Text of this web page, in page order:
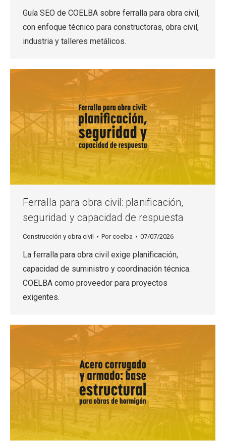
Guía SEO de COELBA sobre ferralla para obra civil,
con enfoque técnico para constructoras, obra civil,
industria y talleres metálicos.
Ferralla para obra civil: planificación,
seguridad y capacidad de respuesta
Construcción y obra civil Porcoelba 07/07/2026
La ferralla para obra civil exige planificación,
capacidad de suministro y coordinación técnica.
COELBA como proveedor para proyectos
exigentes.